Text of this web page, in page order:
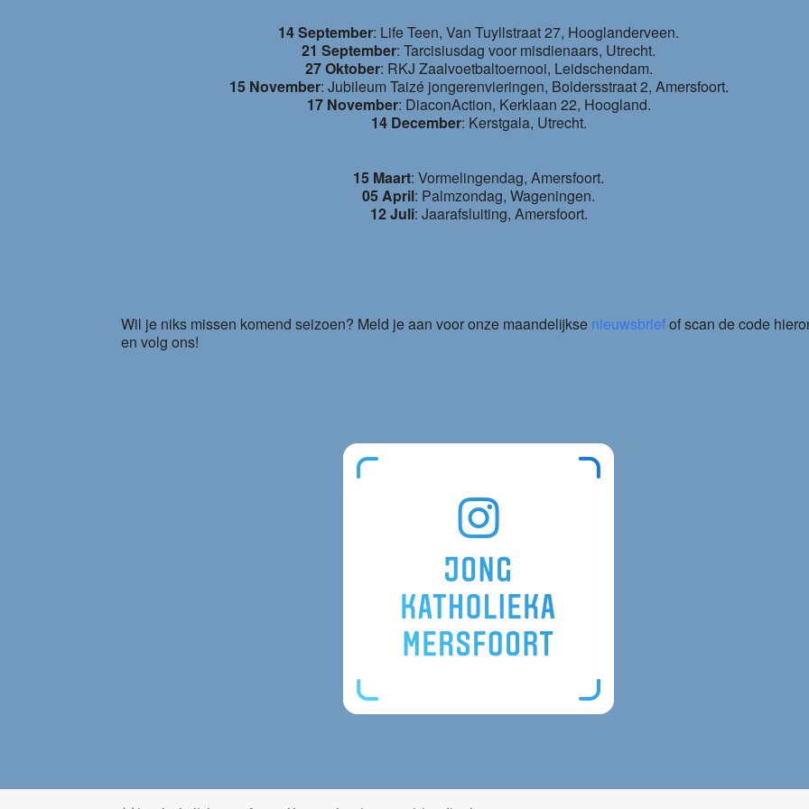
14 September: Life Teen, Van Tuyllstraat 27, Hooglanderveen.
21 September: Tarcisiusdag voor misdienaars, Utrecht.
27 Oktober: RKJ Zaalvoetbaltoernooi, Leidschendam.
15 November: Jubileum Taizé jongerenvieringen, Boldersstraat 2, Amersfoort.
17 November: DiaconAction, Kerklaan 22, Hoogland.
14 December: Kerstgala, Utrecht.
15 Maart: Vormelingendag, Amersfoort.
05 April: Palmzondag, Wageningen.
12 Juli: Jaarafsluiting, Amersfoort.
Wil je niks missen komend seizoen? Meld je aan voor onze maandelijkse nieuwsbriefof scan de code
en volg ons!